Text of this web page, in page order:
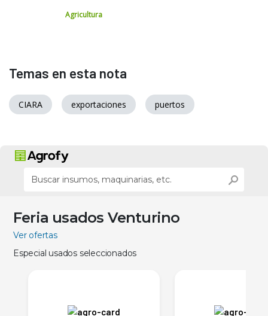
Agricultura
Temas en esta nota
CIARA exportaciones puertos
Feria usados Venturino
Ver ofertas
Especial usados seleccionados